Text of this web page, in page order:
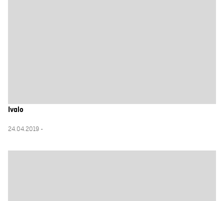
Ivalo
24.04.2019 -